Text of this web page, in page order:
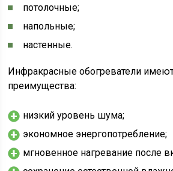
потолочные;
напольные;
настенные.
Инфракрасные обогреватели
преимущества:
низкий уровень шума;
экономное энергопотребление;
мгновенное нагревание после